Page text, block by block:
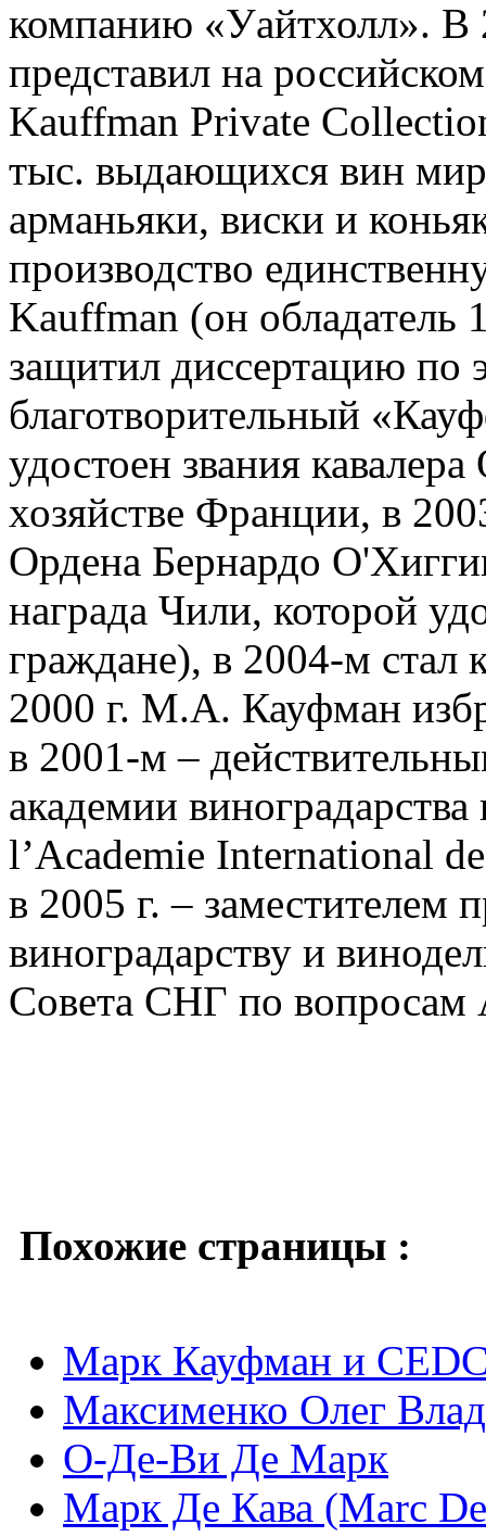
компанию «Уайтхолл».
представил на
Kauffman Private
тыс. выдающихся вин
арманьяки, виски и
производство
Kauffman (он обладатель
защитил диссертацию по
благотворительный
удостоен звания
хозяйстве Франции, в
Ордена Бернардо
награда Чили, которой
граждане), в 2004-м стал
2000 г. М.А. Кауфман
в 2001-м –
академии
l’Academie International
в 2005 г. – заместителем
виноградарству и
Совета СНГ по
Похожие страницы :
Марк Кауфман и
Максименко Олег
О-Де-Ви Де Марк
Марк Де Кава (Marc